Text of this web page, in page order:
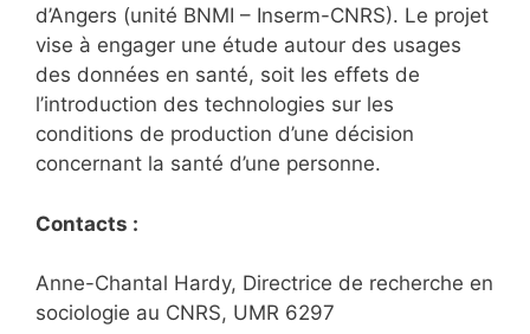
d’Angers (unité BNMI – Inserm-CNRS). Le projet
vise à engager une étude autour des usages
des données en santé, soit les effets de
l’introduction des technologies sur les
conditions de production d’une décision
concernant la santé d’une personne.
Contacts :
Anne-Chantal Hardy, Directrice de recherche en
sociologie au CNRS, UMR 6297